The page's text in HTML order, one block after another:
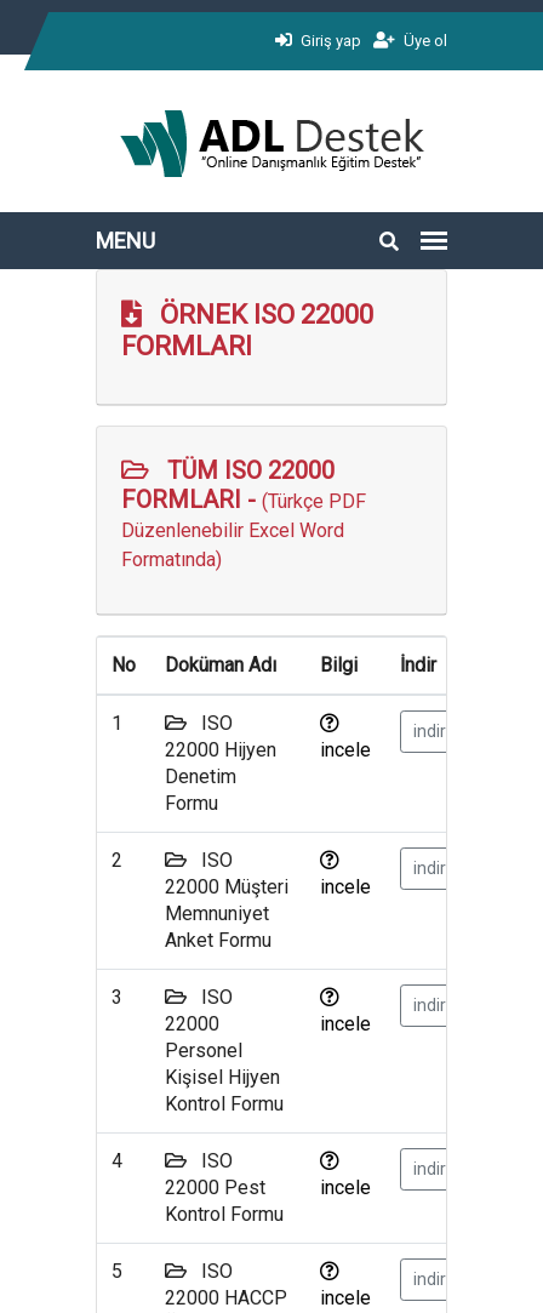
Giriş yap Üye ol
ÖRNEK ISO 22000
FORMLARI
TÜM ISO 22000
FORMLARI - (Türkçe PDF
Düzenlenebilir Excel Word
Formatında)
No Doküman Adı Bilgi İndir
1
ISO
22000 Hijyen
Denetim
Formu
incele
indir
2
ISO
22000 Müşteri
Memnuniyet
Anket Formu
incele
indir
3
ISO
22000
Personel
Kişisel Hijyen
Kontrol Formu
incele
indir
4
ISO
22000 Pest
Kontrol Formu
incele
indir
5
ISO
22000 HACCP
incele
indir